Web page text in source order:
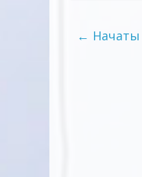
← Начаты